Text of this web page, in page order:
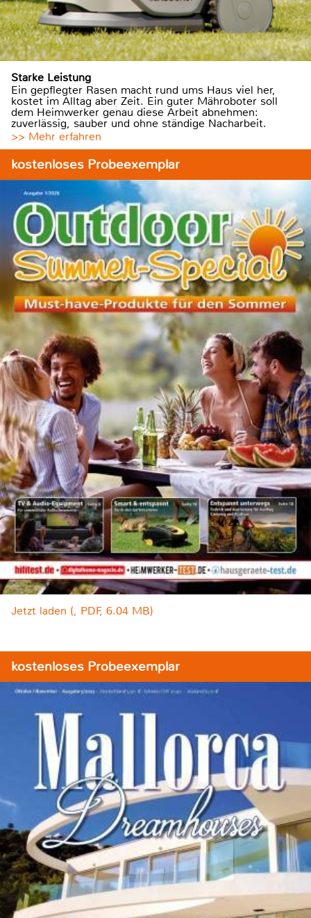
Starke Leistung
Ein gepflegter Rasen macht rund ums Haus viel her,
kostet im Alltag aber Zeit. Ein guter Mähroboter soll
dem Heimwerker genau diese Arbeit abnehmen:
zuverlässig, sauber und ohne ständige Nacharbeit.
>> Mehr erfahren
kostenloses Probeexemplar
Jetzt laden (, PDF, 6.04 MB)
kostenloses Probeexemplar